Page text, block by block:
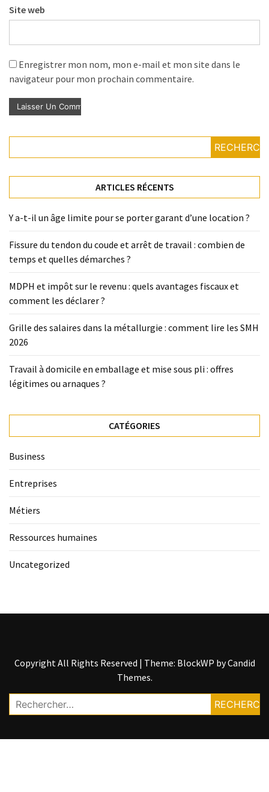
Site web
Enregistrer mon nom, mon e-mail et mon site dans le
navigateur pour mon prochain commentaire.
ARTICLES RÉCENTS
Y a-t-il un âge limite pour se porter garant d’une location ?
Fissure du tendon du coude et arrêt de travail : combien de
temps et quelles démarches ?
MDPH et impôt sur le revenu : quels avantages fiscaux et
comment les déclarer ?
Grille des salaires dans la métallurgie : comment lire les SMH
2026
Travail à domicile en emballage et mise sous pli : offres
légitimes ou arnaques ?
CATÉGORIES
Business
Entreprises
Métiers
Ressources humaines
Uncategorized
Copyright All Rights Reserved | Theme: BlockWP byCandid
Themes.
Rechercher :